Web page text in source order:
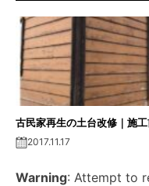
古民家再生の土台改修｜施
2017.11.17
Warning: Attempt to